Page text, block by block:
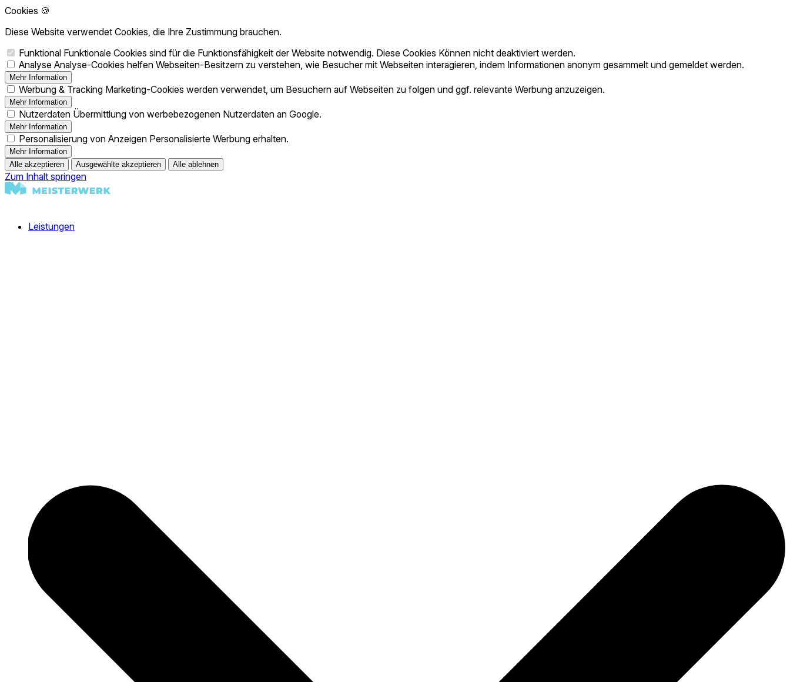
Cookies 🍪
Diese Website verwendet Cookies, die Ihre Zustimmung brauchen.
Funktional Funktionale Cookies sind für die Funktionsfähigkeit der Website notwendig. Diese Cookies Können nicht deaktiviert werden.
Analyse Analyse-Cookies helfen Webseiten-Besitzern zu verstehen, wie Besucher mit Webseiten interagieren, indem Informationen anonym gesammelt und gemeldet werden.
Mehr Information
Werbung & Tracking Marketing-Cookies werden verwendet, um Besuchern auf Webseiten zu folgen und ggf. relevante Werbung anzuzeigen.
Mehr Information
Nutzerdaten Übermittlung von werbebezogenen Nutzerdaten an Google.
Mehr Information
Personalisierung von Anzeigen Personalisierte Werbung erhalten.
Mehr Information
Alle akzeptieren
Ausgewählte akzeptieren Alle ablehnen
Zum Inhalt springen
Leistungen